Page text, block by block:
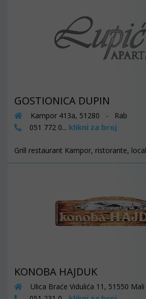
GOSTIONICA DUPIN
Kampor 413a, 51280 - Rab
051 772 0... klikni za broj
Grill restaurant Kampor, ristorante,
KONOBA HAJDUK
Ulica Braće Vidulića 11, 51550